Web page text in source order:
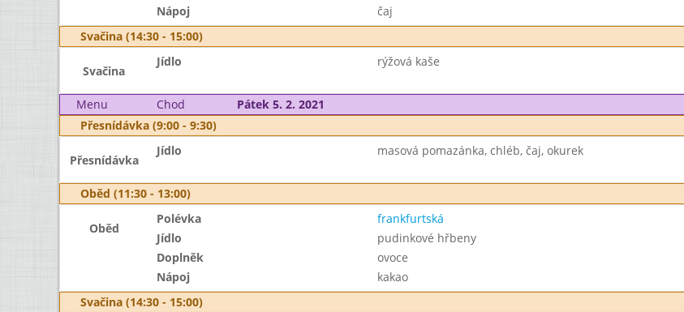
Nápoj
čaj
Svačina (14:30 - 15:00)
Svačina
Jídlo rýžová kaše
Menu Chod Pátek 5. 2. 2021
Přesnídávka (9:00 - 9:30)
Přesnídávka
Jídlo masová pomazánka, chléb, čaj, okurek
Oběd (11:30 - 13:00)
Oběd
Polévka frankfurtská
Jídlo
pudinkové hřbeny
Doplněk
ovoce
Nápoj
kakao
Svačina (14:30 - 15:00)